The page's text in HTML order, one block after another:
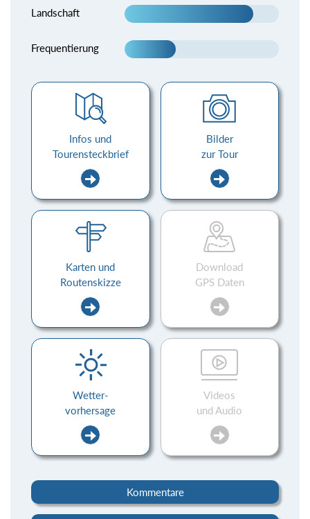
Landschaft
Frequentierung
Infos und
Tourensteckbrief
Bilder
zur Tour
Karten und
Routenskizze
Download
GPS Daten
Wetter-
vorhersage
Videos
und Audio
Kommentare